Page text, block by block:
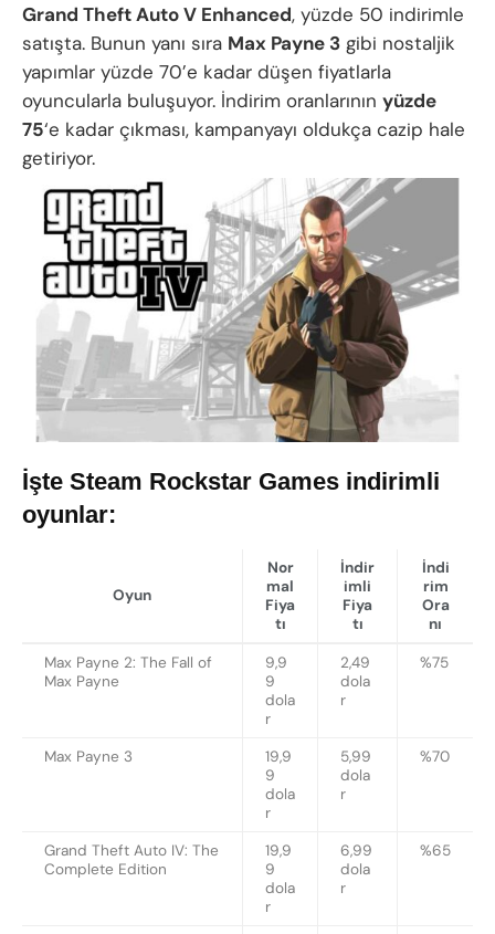
Grand Theft Auto V Enhanced, yüzde 50 indirimle
satışta. Bunun yanı sıra Max Payne 3 gibi nostaljik
yapımlar yüzde 70’e kadar düşen fiyatlarla
oyuncularla buluşuyor. İndirim oranlarının yüzde
75‘e kadar çıkması, kampanyayı oldukça cazip hale
getiriyor.
İşte Steam Rockstar Games indirimli
oyunlar:
Oyun
Nor
mal
Fiya
tı
İndir
imli
Fiya
tı
İndi
rim
Ora
nı
Max Payne 2: The Fall of
Max Payne
9,9
9
dola
r
2,49
dola
r
%75
Max Payne 3
19,9
9
dola
r
5,99
dola
r
%70
Grand Theft Auto IV: The
Complete Edition
19,9
9
dola
r
6,99
dola
r
%65